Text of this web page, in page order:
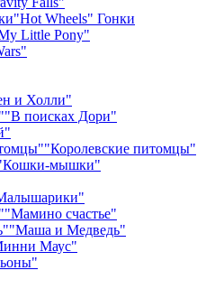
"Hot Wheels" Гонки
Little Pony"
и Холли"
"В поисках Дори"
"Королевские питомцы"
мышки"
"Мамино счастье"
"Маша и Медведь"
Маус"